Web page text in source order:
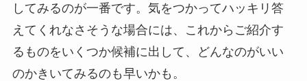
してみるのが一番です。気をつかってハッキリ答
えてくれなさそうな場合には、これからご紹介す
るものをいくつか候補に出して、どんなのがいい
のかきいてみるのも早いかも。